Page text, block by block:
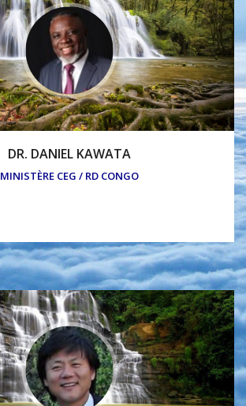
DR. DANIEL KAWATA
MINISTÈRE CEG / RD CONGO